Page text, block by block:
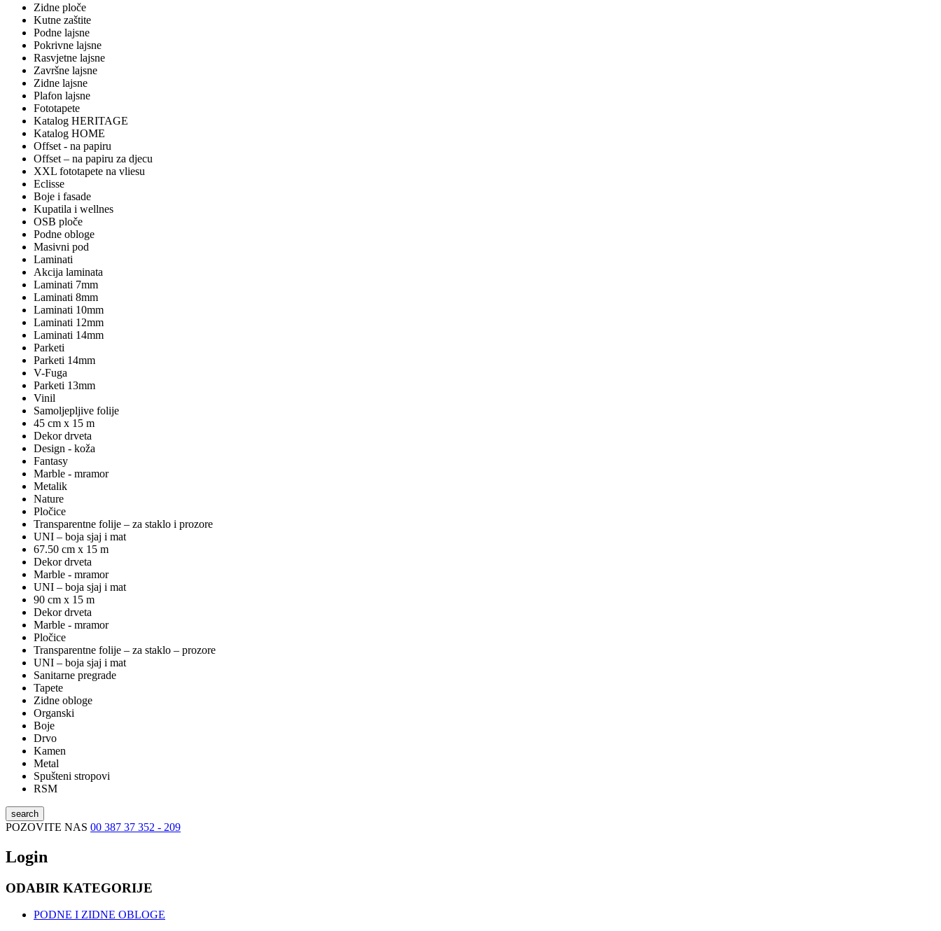
Zidne ploče
Kutne zaštite
Podne lajsne
Pokrivne lajsne
Rasvjetne lajsne
Završne lajsne
Zidne lajsne
Plafon lajsne
Fototapete
Katalog HERITAGE
Katalog HOME
Offset - na papiru
Offset – na papiru za djecu
XXL fototapete na vliesu
Eclisse
Boje i fasade
Kupatila i wellnes
OSB ploče
Podne obloge
Masivni pod
Laminati
Akcija laminata
Laminati 7mm
Laminati 8mm
Laminati 10mm
Laminati 12mm
Laminati 14mm
Parketi
Parketi 14mm
V-Fuga
Parketi 13mm
Vinil
Samoljepljive folije
45 cm x 15 m
Dekor drveta
Design - koža
Fantasy
Marble - mramor
Metalik
Nature
Pločice
Transparentne folije – za staklo i prozore
UNI – boja sjaj i mat
67.50 cm x 15 m
Dekor drveta
Marble - mramor
UNI – boja sjaj i mat
90 cm x 15 m
Dekor drveta
Marble - mramor
Pločice
Transparentne folije – za staklo – prozore
UNI – boja sjaj i mat
Sanitarne pregrade
Tapete
Zidne obloge
Organski
Boje
Drvo
Kamen
Metal
Spušteni stropovi
RSM
search
POZOVITE NAS 00 387 37 352 - 209
Login
ODABIR KATEGORIJE
PODNE I ZIDNE OBLOGE